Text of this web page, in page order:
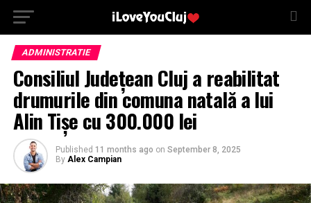
ADMINISTRATIE
Consiliul Județean Cluj a reabilitat
drumurile din comuna natală a lui
Alin Tișe cu 300.000 lei
Published 11 months ago on September 8, 2025
By Alex Campian